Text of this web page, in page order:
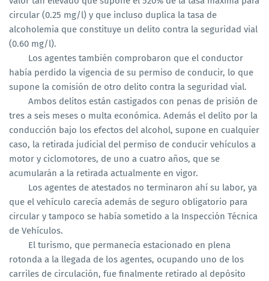
circular (0.25 mg/l) y que incluso duplica la tasa de
alcoholemia que constituye un delito contra la seguridad vial
(0.60 mg/l).
Los agentes también comprobaron que el conductor
había perdido la vigencia de su permiso de conducir, lo que
supone la comisión de otro delito contra la seguridad vial.
Ambos delitos están castigados con penas de prisión de
tres a seis meses o multa económica. Además el delito por la
conducción bajo los efectos del alcohol, supone en cualquier
caso, la retirada judicial del permiso de conducir vehículos a
motor y ciclomotores, de uno a cuatro años, que se
acumularán a la retirada actualmente en vigor.
Los agentes de atestados no terminaron ahí su labor, ya
que el vehículo carecía además de seguro obligatorio para
circular y tampoco se había sometido a la Inspección Técnica
de Vehículos.
El turismo, que permanecía estacionado en plena
rotonda a la llegada de los agentes, ocupando uno de los
carriles de circulación, fue finalmente retirado al depósito